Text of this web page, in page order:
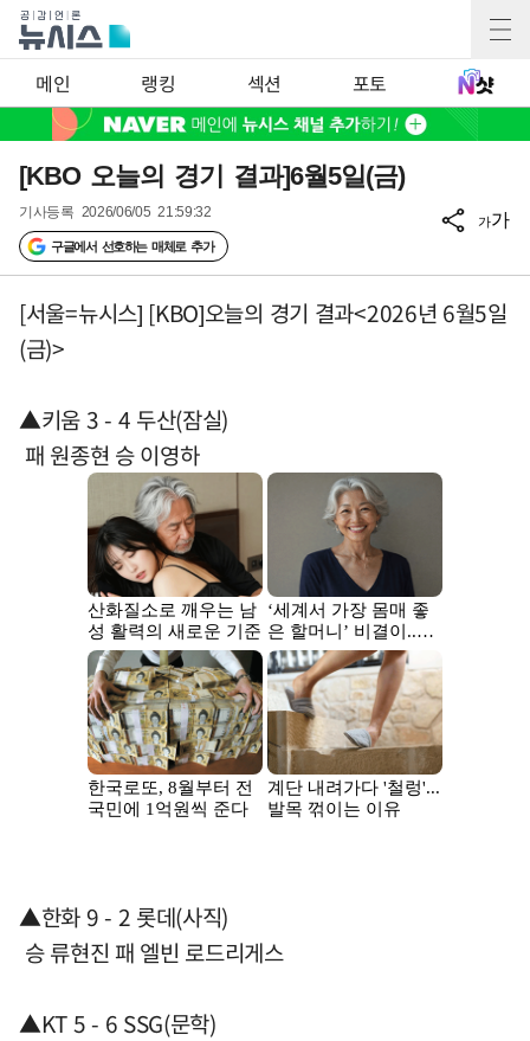
메인 랭킹 섹션 포토
[KBO 오늘의 경기 결과]6월5일(금)
기사등록 2026/06/05 21:59:32
구글에서 선호하는 매체로 추가
가가
[서울=뉴시스] [KBO]오늘의 경기 결과<2026년 6월5일
(금)>
▲키움 3 - 4 두산(잠실)
패 원종현 승 이영하
▲한화 9 - 2 롯데(사직)
승 류현진 패 엘빈 로드리게스
▲KT 5 - 6 SSG(문학)